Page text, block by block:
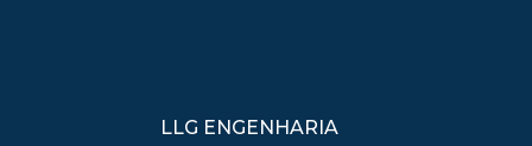
LLG ENGENHARIA